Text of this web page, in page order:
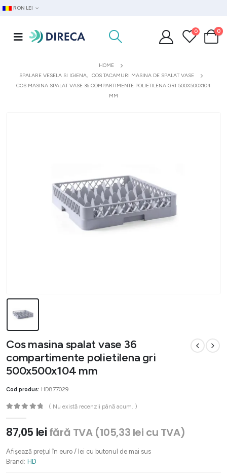
RON LEI
0 0
HOME
SPALARE VESELA SI IGIENA,
COS TACAMURI MASINA DE SPALAT VASE
COS MASINA SPALAT VASE 36 COMPARTIMENTE POLIETILENA GRI 500X500X104
MM
Cos masina spalat vase 36
compartimente polietilena gri
500x500x104 mm
Cod produs: HD877029
( Nu există recenzii până acum. )
87,05 lei fără TVA (105,33 lei cu TVA)
Afișează prețul în euro / lei cu butonul de mai sus
Brand: HD